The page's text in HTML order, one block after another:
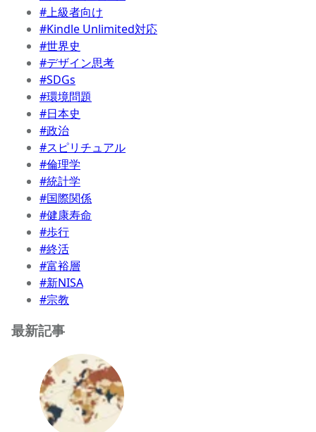
#上級者向け
#Kindle Unlimited対応
#世界史
#デザイン思考
#SDGs
#環境問題
#日本史
#政治
#スピリチュアル
#倫理学
#統計学
#国際関係
#健康寿命
#歩行
#終活
#富裕層
#新NISA
#宗教
最新記事